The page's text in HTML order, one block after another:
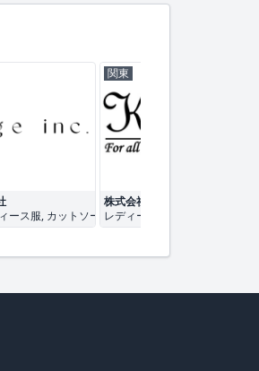
ース服, カットソー
関東
株式会社かなエール
レディース服, メンズ服, キッズ服